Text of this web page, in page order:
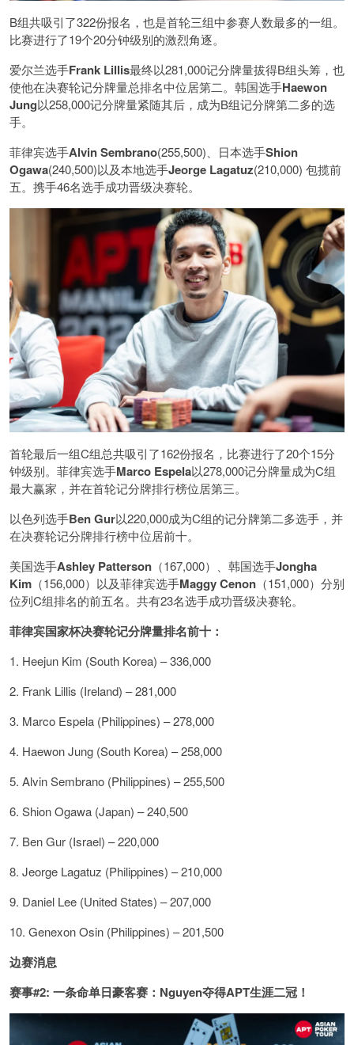
B组共吸引了322份报名，也是首轮三组中参赛人数最多的一组。
比赛进行了19个20分钟级别的激烈角逐。
爱尔兰选手Frank Lillis最终以281,000记分牌量拔得B组头筹，也
使他在决赛轮记分牌量总排名中位居第二。韩国选手Haewon
Jung以258,000记分牌量紧随其后，成为B组记分牌第二多的选
手。
菲律宾选手Alvin Sembrano(255,500)、日本选手Shion
Ogawa(240,500)以及本地选手Jeorge Lagatuz(210,000) 包揽前
五。携手46名选手成功晋级决赛轮。
首轮最后一组C组总共吸引了162份报名，比赛进行了20个15分
钟级别。菲律宾选手Marco Espela以278,000记分牌量成为C组
最大赢家，并在首轮记分牌排行榜位居第三。
以色列选手Ben Gur以220,000成为C组的记分牌第二多选手，并
在决赛轮记分牌排行榜中位居前十。
美国选手Ashley Patterson （167,000）、韩国选手Jongha
Kim （156,000）以及菲律宾选手Maggy Cenon （151,000）分别
位列C组排名的前五名。共有23名选手成功晋级决赛轮。
菲律宾国家杯决赛轮记分牌量排名前十：
1. Heejun Kim (South Korea) – 336,000
2. Frank Lillis (Ireland) – 281,000
3. Marco Espela (Philippines) – 278,000
4. Haewon Jung (South Korea) – 258,000
5. Alvin Sembrano (Philippines) – 255,500
6. Shion Ogawa (Japan) – 240,500
7. Ben Gur (Israel) – 220,000
8. Jeorge Lagatuz (Philippines) – 210,000
9. Daniel Lee (United States) – 207,000
10. Genexon Osin (Philippines) – 201,500
边赛消息
赛事#2: 一条命单日豪客赛：Nguyen夺得APT生涯二冠！